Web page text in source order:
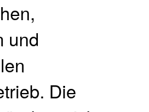
und
Die